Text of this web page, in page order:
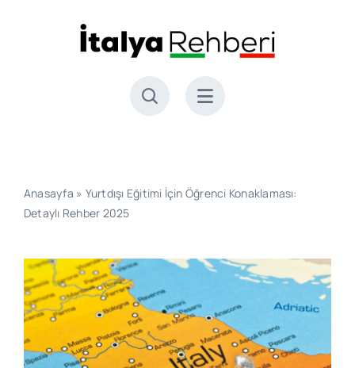
Anasayfa » Yurtdışı Eğitimi İçin Öğrenci Konaklaması:
Detaylı Rehber 2025